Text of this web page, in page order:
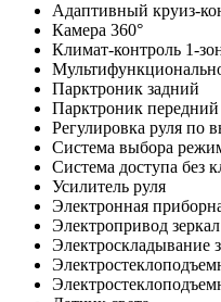
Адаптивный круиз-
Камера 360°
Климат-контроль 1-
Парктроник задний
Парктроник передний
Регулировка руля по
Система выбора
Система доступа без
Усилитель руля
Электронная
Электропривод зеркал
Электроскладывание